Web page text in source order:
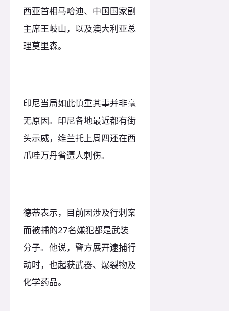
西亚首相马哈迪、中国国家副
主席王岐山，以及澳大利亚总
理莫里森。
印尼当局如此慎重其事并非毫
无原因。印尼各地最近都有街
头示威，维兰托上周四还在西
爪哇万丹省遭人刺伤。
德蒂表示，目前因涉及行刺案
而被捕的27名嫌犯都是武装
分子。他说，警方展开逮捕行
动时，也起获武器、爆裂物及
化学药品。